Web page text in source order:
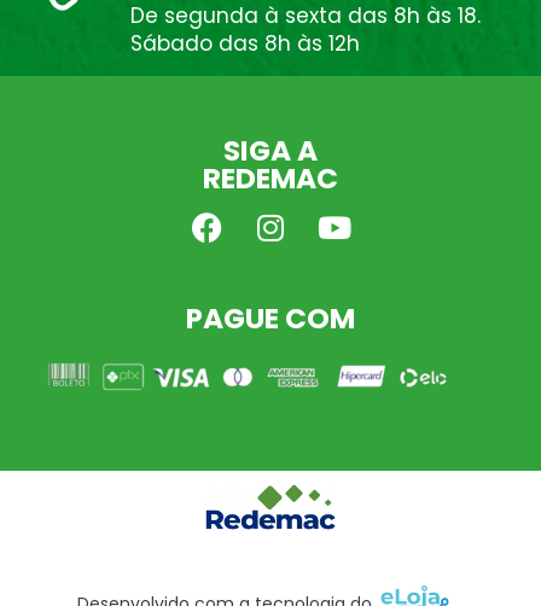
De segunda à sexta das 8h às 18.
Sábado das 8h às 12h
SIGA A
REDEMAC
PAGUE COM